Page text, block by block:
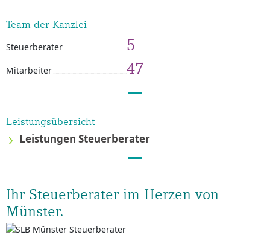
Team der Kanzlei
Steuerberater 5
Mitarbeiter 47
Leistungsübersicht
Leistungen Steuerberater
Ihr Steuerberater im Herzen von
Münster.